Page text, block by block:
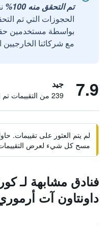
تم التحقق منه 100%
الحجوزات التي تم
مع شركائنا الخارجيين
7.9 جيد
239 من التقييمات تم التحقق منها
لم يتم العثور على تقييمات.
مسح كل شيء لعرض
فنادق مشابهة لـ
داونتاون آت